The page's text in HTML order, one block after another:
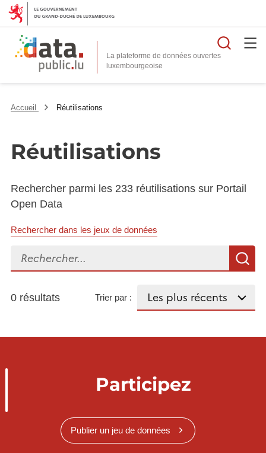
La plateforme de données ouvertes
Accueil Réutilisations
Réutilisations
Rechercher parmi les 233 réutilisations sur Portail
Open Data
Rechercher dans les jeux de données
Rechercher...
0 résultats Trier par :
Participez
Publier un jeu de données